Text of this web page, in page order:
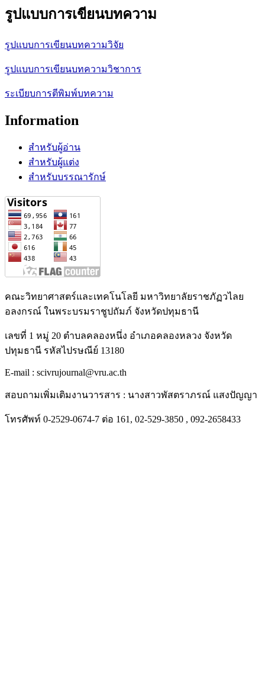
รูปแบบการเขียนบทความ
รูปแบบการเขียนบทความวิจัย
รูปแบบการเขียนบทความวิชาการ
ระเบียบการตีพิมพ์บทความ
Information
สำหรับผู้อ่าน
สำหรับผู้แต่ง
สำหรับบรรณารักษ์
คณะวิทยาศาสตร์และเทคโนโลยี มหาวิทยาลัยราชภัฏวไลย
อลงกรณ์ ในพระบรมราชูปถัมภ์ จังหวัดปทุมธานี
เลขที่ 1 หมู่ 20 ตำบลคลองหนึ่ง อำเภอคลองหลวง จังหวัด
ปทุมธานี รหัสไปรษณีย์ 13180
E-mail : scivrujournal@vru.ac.th
สอบถามเพิ่มเติมงานวารสาร : นางสาวพัสตราภรณ์ แสงปัญญา
โทรศัพท์ 0-2529-0674-7 ต่อ 161, 02-529-3850 , 092-2658433